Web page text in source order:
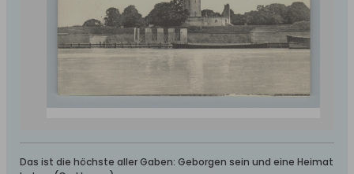
Das ist die höchste aller Gaben: Geborgen sein und eine Heimat